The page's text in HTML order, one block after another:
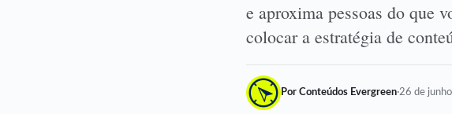
e aproxima pessoas do que
colocar a estratégia de
Por Conteúdos Evergreen·26 de